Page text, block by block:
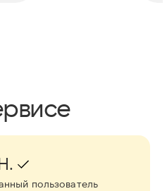
пользователь